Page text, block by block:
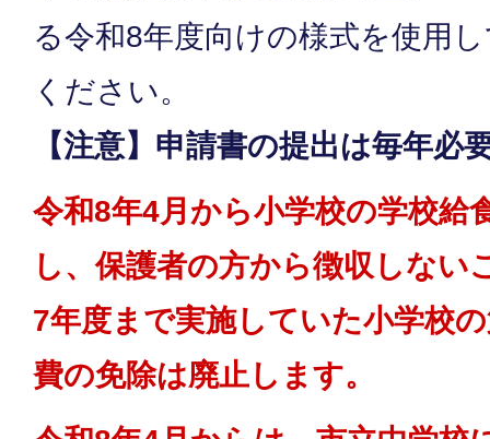
る令和8年度向けの様式を使用
ください。
【注意】申請書の提出は毎年必
令和8年4月から小学校の学校給
し、保護者の方から徴収しない
7年度まで実施していた小学校
費の免除は廃止します。